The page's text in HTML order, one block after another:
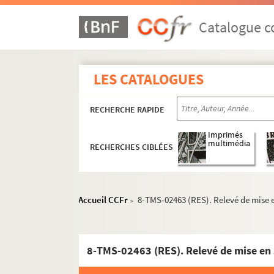
Catalogue
LES CATALOGUES
RECHERCHE RAPIDE
RECHERCHES CIBLÉES
Imprimés
multimédia
Accueil CCFr > 8-TMS-02463 (RES). Relevé de mise
8-TMS-02463 (RES). Relevé de mise en
Xavier de Montepin. Les viveurs de Paris :
François de Curel. La viveuse et le moribond
Émile Dernay. Le voeu de Marie-Anne : pièce
Alfred Savoir. La voie lactée : comédie en 3
Georges Rodenbach. Le voile. 1894
Pierre Wolff. Le voile déchiré : pièce en 2
Georges Clémenceau. Le voile du bonheur :
Francis de Croisset. Le vol nuptial : comédie
Tristan Bernard. La Volonté de l'homme ou
Stefan Zweig, Jules Romains. Volpone :